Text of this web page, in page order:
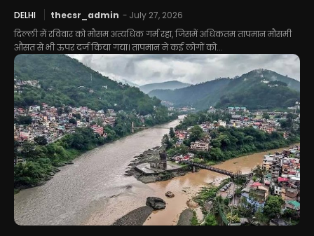
DELHI thecsr_admin - July 27, 2026
दिल्ली में रविवार को मौसम अत्यधिक गर्म रहा, जिसमें अधिकतम तापमान मौसमी
औसत से भी ऊपर दर्ज किया गया। तापमान ने कई लोगों को...